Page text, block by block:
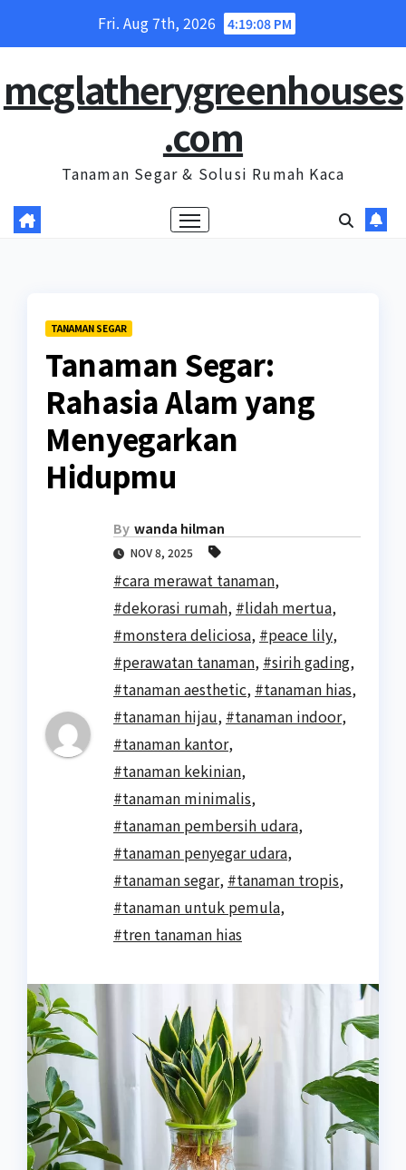
Fri. Aug 7th, 2026 4:19:09 PM
mcglatherygreenhouses
.com
Tanaman Segar & Solusi Rumah Kaca
TANAMAN SEGAR
Tanaman Segar:
Rahasia Alam yang
Menyegarkan
Hidupmu
By wanda hilman
NOV 8, 2025
#cara merawat tanaman,
#dekorasi rumah, #lidah mertua,
#monstera deliciosa, #peace lily,
#perawatan tanaman, #sirih gading,
#tanaman aesthetic, #tanaman hias,
#tanaman hijau, #tanaman indoor,
#tanaman kantor,
#tanaman kekinian,
#tanaman minimalis,
#tanaman pembersih udara,
#tanaman penyegar udara,
#tanaman segar, #tanaman tropis,
#tanaman untuk pemula,
#tren tanaman hias